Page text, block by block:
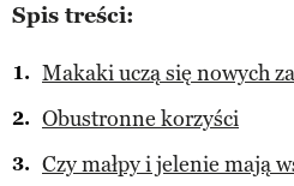
Spis treści:
Makaki uczą się nowych
Obustronne korzyści
Czy małpy i jelenie mają